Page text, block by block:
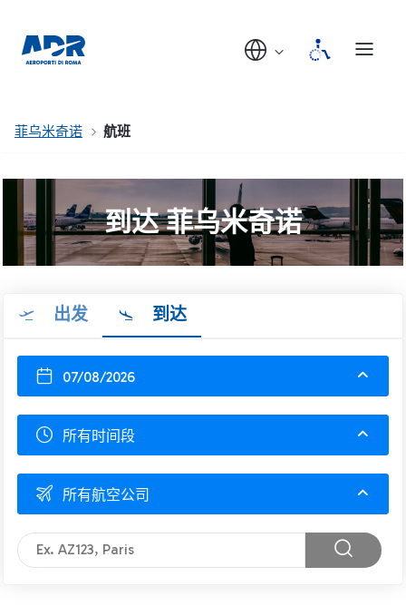
菲乌米奇诺 航班
到达 菲乌米奇诺
出发 到达
07/08/2026
所有时间段
所有航空公司